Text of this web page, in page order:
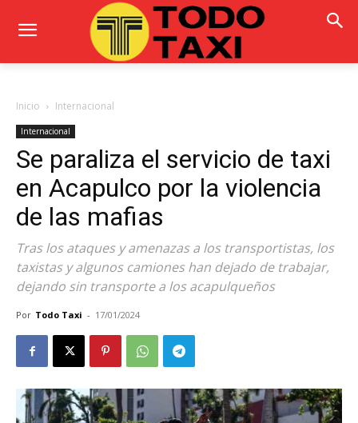
Inicio Internacional
Internacional
Se paraliza el servicio de taxi
en Acapulco por la violencia
de las mafias
Tras los ataques y amenazas a los transportistas, los
taxistas y algunos camiones han dejado de trabajar,
dejando sin transporte a los acapulqueños
Por Todo Taxi - 17/01/2024